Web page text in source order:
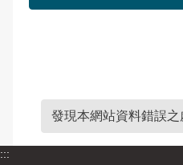
發現本網站資料錯誤
:::